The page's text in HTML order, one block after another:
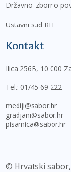
Državno izborno
Ustavni sud RH
Kontakt
Ilica 256B, 10 000
Tel.: 01/45 69 222
mediji@sabor.hr
gradjani@sabor.hr
pisarnica@sabor.hr
© Hrvatski sabor,